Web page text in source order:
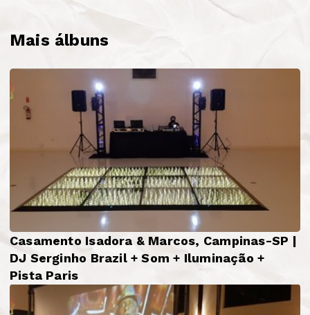
Mais álbuns
Casamento Isadora & Marcos, Campinas-SP |
DJ Serginho Brazil + Som + Iluminação +
Pista Paris